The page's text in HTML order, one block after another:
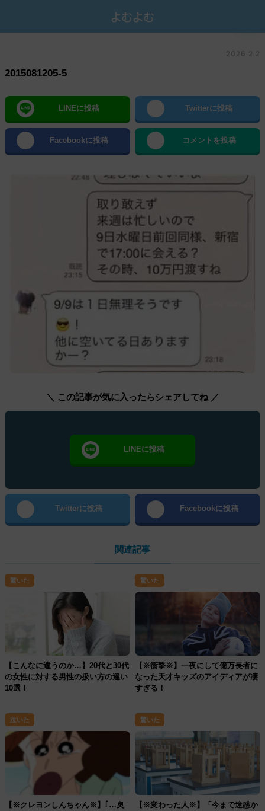
2026.2.2
2015081205-5
LINEに投稿 Twitterに投稿
Facebookに投稿 コメントを投稿
＼ この記事が気に入ったらシェアしてね ／
LINEに投稿
Twitterに投稿 Facebookに投稿
関連記事
驚いた
【こんなに違うのか…】20代と30代
の女性に対する男性の扱い方の違い
10選！
驚いた
【※衝撃※】一夜にして億万長者に
なった天才キッズのアイディアが凄
すぎる！
泣いた
【※クレヨンしんちゃん※】｢…奥
驚いた
【※変わった人※】「今まで迷惑か